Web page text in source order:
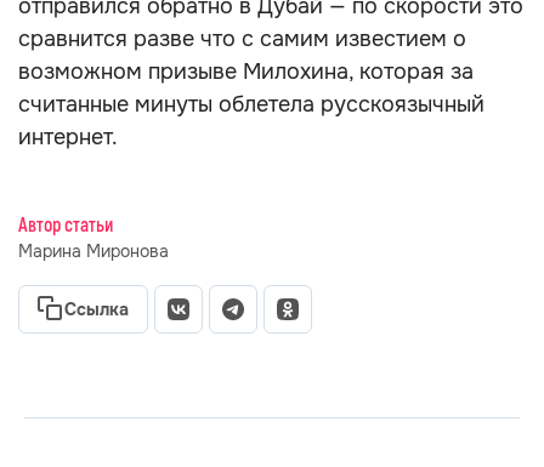
отправился обратно в Дубай — по скорости это
сравнится разве что с самим известием о
возможном призыве Милохина, которая за
считанные минуты облетела русскоязычный
интернет.
Автор статьи
Марина Миронова
Ссылка